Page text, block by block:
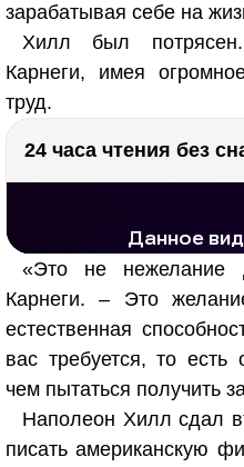
зарабатывая себе на
Хилл был
Карнеги, имея
труд.
«Это не нежелание
Карнеги. – Это
естественная
вас требуется, то есть
чем пытаться получить
Наполеон Хилл сдал
писать американскую